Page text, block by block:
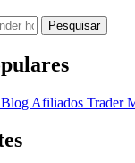
Pesquisar
Blog Afiliados Trader